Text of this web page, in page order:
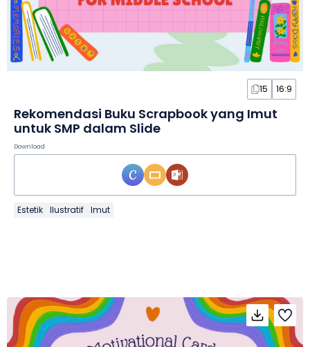
15 16:9
Rekomendasi Buku Scrapbook yang Imut
untuk SMP dalam Slide
Download
Estetik Ilustratif Imut